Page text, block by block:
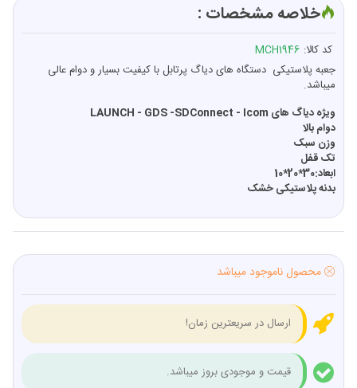
خلاصه مشخصات :
کد کالا: MCH1946
جعبه پلاستیکی دستگاه های دیاگ پرتابل با کیفیت بسیار و دوام عالی
میباشد.
ویژه دیاگ های LAUNCH - GDS -SDConnect - Icom
دوام بالا
وزن سبک
تک قفل
ابعاد:30*20*10
بدنه پلاستیکی خشک
محصول ناموجود میباشد
ارسال در سریعترین زمان!
قیمت و موجودی بروز میباشد.